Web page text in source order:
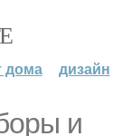
дома дизайн
и